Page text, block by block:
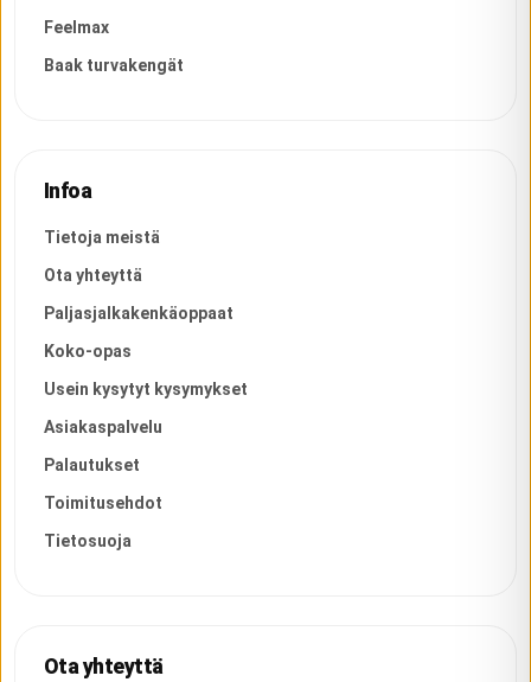
Feelmax
Baak turvakengät
Infoa
Tietoja meistä
Ota yhteyttä
Paljasjalkakenkäoppaat
Koko-opas
Usein kysytyt kysymykset
Asiakaspalvelu
Palautukset
Toimitusehdot
Tietosuoja
Ota yhteyttä